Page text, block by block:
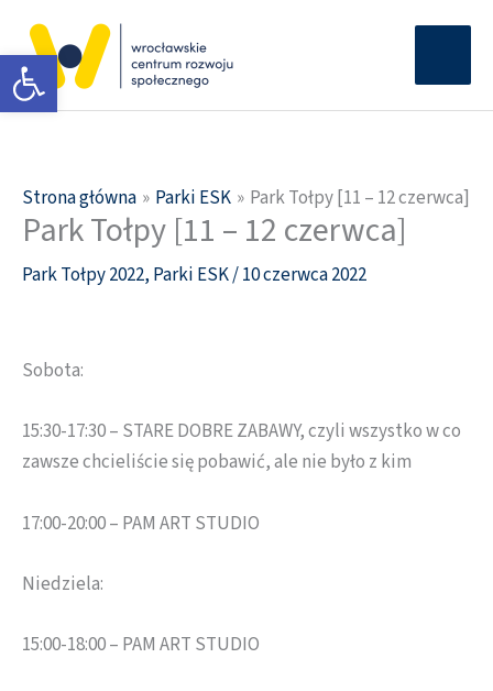
Otwórz pasek narzędzi
treści
Strona główna Parki ESK Park Tołpy [11 – 12 czerwca]
Park Tołpy [11 – 12 czerwca]
Park Tołpy 2022, Parki ESK/10 czerwca 2022
Sobota:
15:30-17:30 – STARE DOBRE ZABAWY, czyli wszystko w co
zawsze chcieliście się pobawić, ale nie było z kim
17:00-20:00 – PAM ART STUDIO
Niedziela:
15:00-18:00 – PAM ART STUDIO